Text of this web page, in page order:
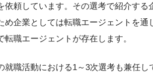
依頼しています。その選考で紹介する
め企業としては転職エージェントを通
職エージェントが存在します。
就職活動における1～3次選考も兼任し